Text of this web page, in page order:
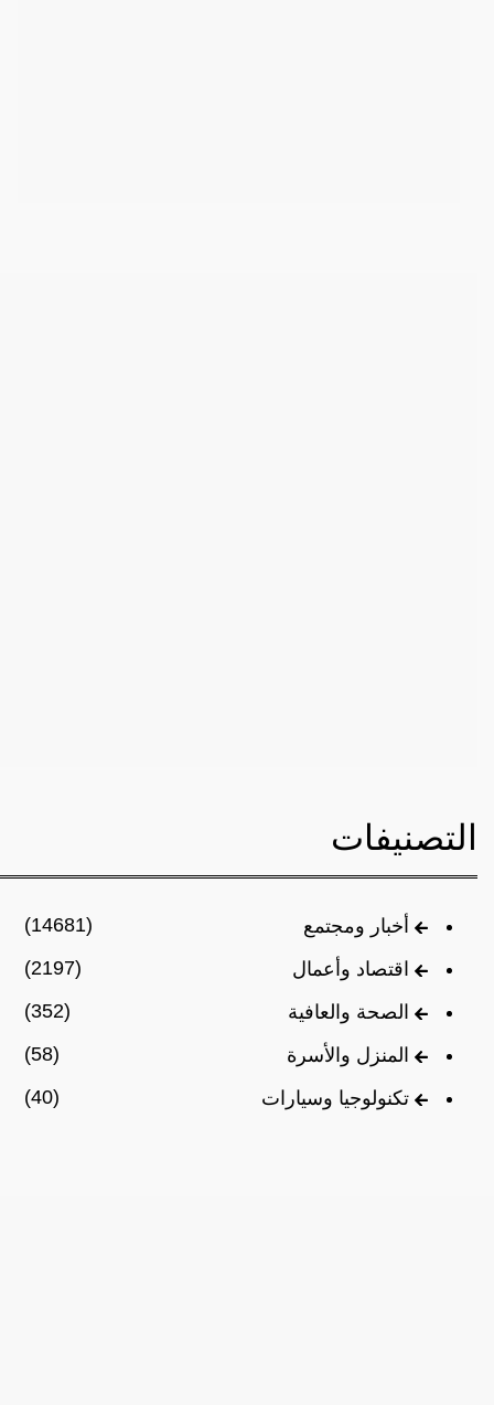
التصنيفات
أخبار ومجتمع
(14681)
اقتصاد وأعمال
(2197)
الصحة والعافية
(352)
المنزل والأسرة
(58)
تكنولوجيا وسيارات
(40)